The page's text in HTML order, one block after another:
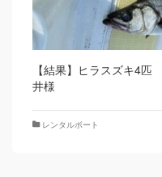
【結果】ヒラスズキ4
井様
レンタルボート